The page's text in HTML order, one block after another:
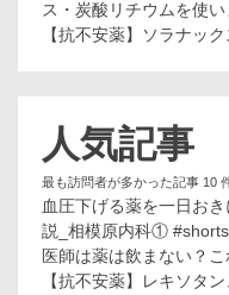
ス・炭酸リチウムを使い
【抗不安薬】ソラナッ
人気記事
最も訪問者が多かった記事 10
血圧下げる薬を一日お
説_相模原内科① #shorts
医師は薬は飲まない？
【抗不安薬】レキソタ